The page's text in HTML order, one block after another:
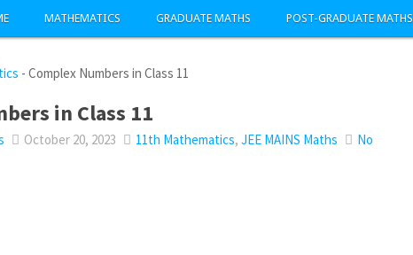
MATHEMATICS GRADUATE MATHS POST-GRADUATE MATHS
-Complex Numbers in Class 11
in Class 11
October 20, 2023 11th Mathematics,JEE MAINS Maths
No